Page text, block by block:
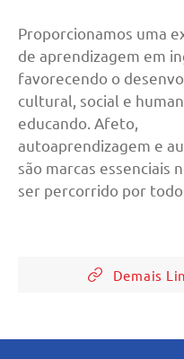
Proporcionamos uma
de aprendizagem em
favorecendo o
cultural, social e
educando. Afeto,
autoaprendizagem e
são marcas essenciais
ser percorrido por
Demais